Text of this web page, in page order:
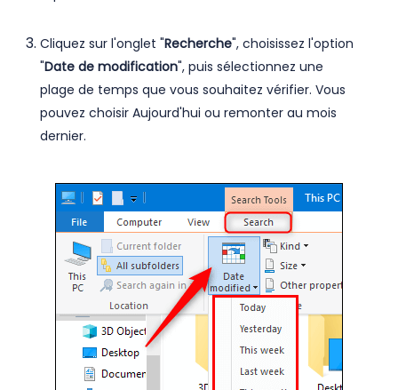
Cliquez sur l'onglet "Recherche", choisissez l'option
"Date de modification", puis sélectionnez une
plage de temps que vous souhaitez vérifier. Vous
pouvez choisir Aujourd'hui ou remonter au mois
dernier.